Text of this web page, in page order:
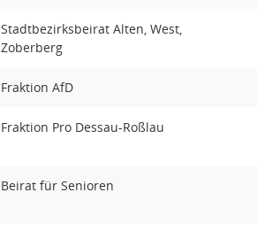
Stadtbezirksbeirat Alten, West,
Zoberberg
Fraktion AfD
Fraktion Pro Dessau-Roßlau
Beirat für Senioren